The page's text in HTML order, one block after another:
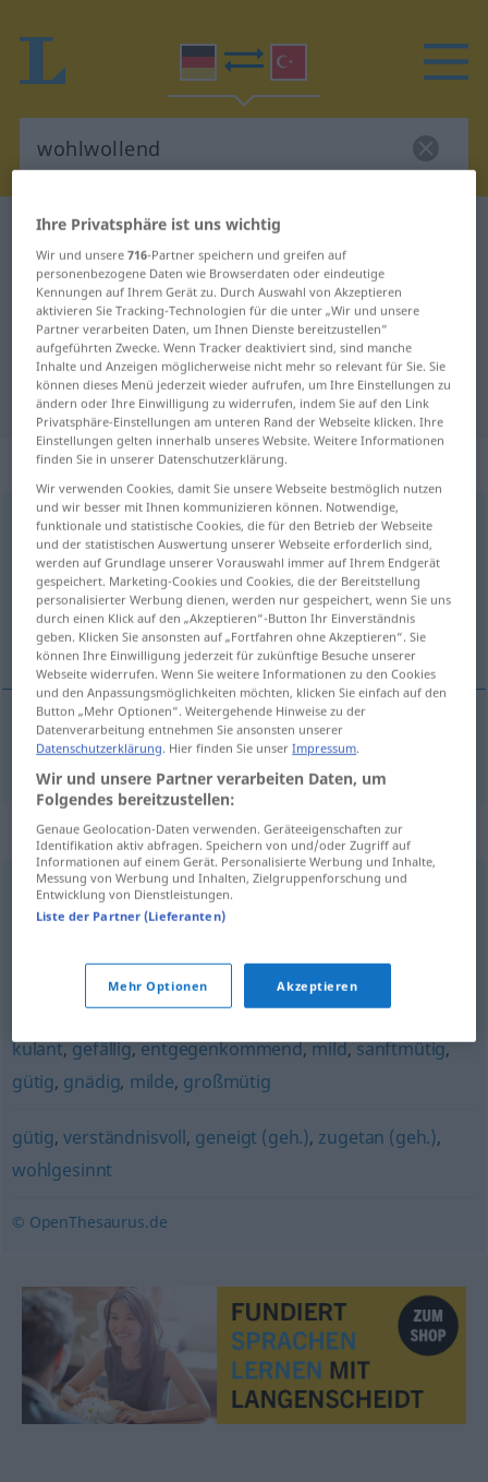
Deutsch-Türkisch Wörterbuch
Deutsch-Türkisch Übersetzung für
"wohlwollend"
"wohlwollend" Türkisch
Übersetzung
„wohlwollend“: Adjektiv, adjektivisch
wohlwollendadj
Übersicht aller Übersetzungen
(Für mehr Details die Übersetzung anklicken/antippen)
iyi niyetli, dostça
niyetli, dostça wohlwollend
Synonyme für "wohlwollend"
freundlich,verträglich,umgänglich
entgegenkommend,liebenswürdig,wohlgesinnt
kulant,gefällig,entgegenkommend,mild,sanftmütig,
gütig, gnädig, milde, großmütig
gütig,verständnisvoll, geneigt (geh.), zugetan (geh.),
wohlgesinnt
© OpenThesaurus.de
Ihre Privatsphäre ist uns wichtig
Wir und unsere716-Partner speichern und greifen auf
personenbezogene Daten wie Browserdaten oder eindeutige
Kennungen auf Ihrem Gerät zu. Durch Auswahl von Akzeptieren
aktivieren Sie Tracking-Technologien für die unter „Wir und unsere
Partner verarbeiten Daten, um Ihnen Dienste bereitzustellen“
aufgeführten Zwecke. Wenn Tracker deaktiviert sind, sind manche
Inhalte und Anzeigen möglicherweise nicht mehr so relevant für Sie. Sie
können dieses Menü jederzeit wieder aufrufen, um Ihre Einstellungen zu
ändern oder Ihre Einwilligung zu widerrufen, indem Sie auf den Link
Privatsphäre-Einstellungen am unteren Rand der Webseite klicken. Ihre
Einstellungen gelten innerhalb unseres Website. Weitere Informationen
finden Sie in unserer Datenschutzerklärung.
Wir verwenden Cookies, damit Sie unsere Webseite bestmöglich nutzen
und wir besser mit Ihnen kommunizieren können. Notwendige,
funktionale und statistische Cookies, die für den Betrieb der Webseite
und der statistischen Auswertung unserer Webseite erforderlich sind,
werden auf Grundlage unserer Vorauswahl immer auf Ihrem Endgerät
gespeichert. Marketing-Cookies und Cookies, die der Bereitstellung
personalisierter Werbung dienen, werden nur gespeichert, wenn Sie uns
durch einen Klick auf den „Akzeptieren“-Button Ihr Einverständnis
geben. Klicken Sie ansonsten auf „Fortfahren ohne Akzeptieren“. Sie
können Ihre Einwilligung jederzeit für zukünftige Besuche unserer
Webseite widerrufen. Wenn Sie weitere Informationen zu den Cookies
und den Anpassungsmöglichkeiten möchten, klicken Sie einfach auf den
Button „Mehr Optionen“. Weitergehende Hinweise zu der
Datenverarbeitung entnehmen Sie ansonsten unserer
Datenschutzerklärung. Hier finden Sie unserImpressum.
Wir und unsere Partner verarbeiten Daten, um
Folgendes bereitzustellen:
Genaue Geolocation-Daten verwenden. Geräteeigenschaften zur
Identifikation aktiv abfragen. Speichern von und/oder Zugriff auf
Informationen auf einem Gerät. Personalisierte Werbung und Inhalte,
Messung von Werbung und Inhalten, Zielgruppenforschung und
Entwicklung von Dienstleistungen.
Liste der Partner (Lieferanten)
Mehr Optionen Akzeptieren